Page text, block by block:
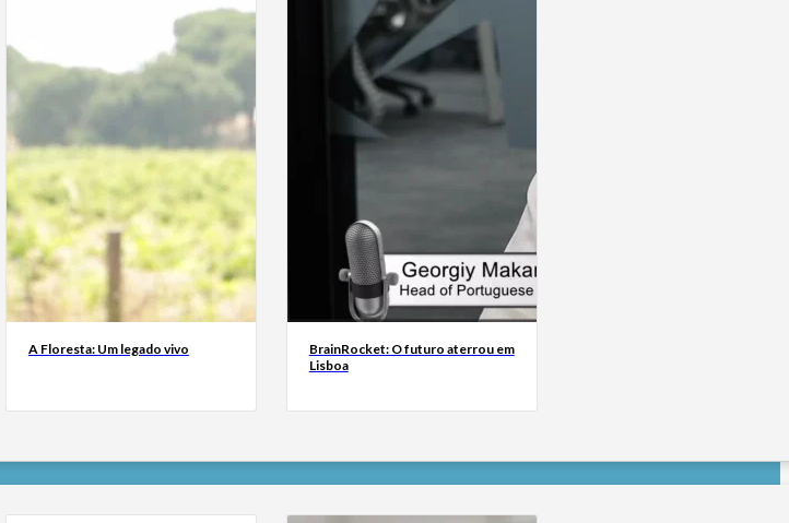
A Floresta: Um legado vivo
BrainRocket: O futuro aterrou em
Lisboa